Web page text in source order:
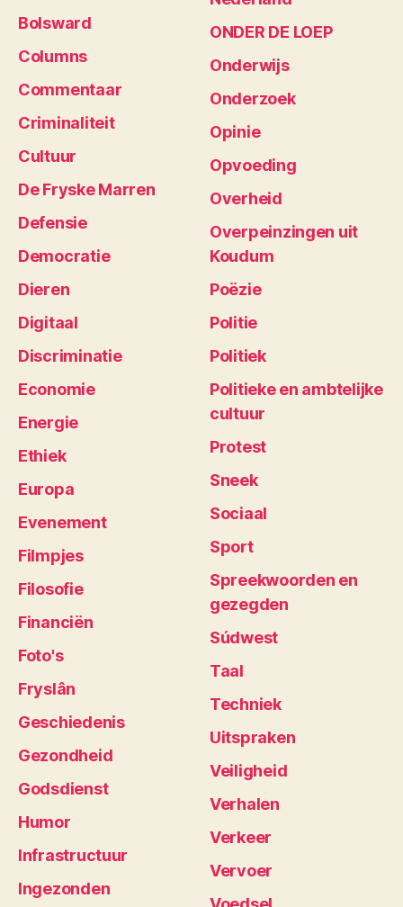
Bolsward
Columns
Commentaar
Criminaliteit
Cultuur
De Fryske Marren
Defensie
Democratie
Dieren
Digitaal
Discriminatie
Economie
Energie
Ethiek
Europa
Evenement
Filmpjes
Filosofie
Financiën
Foto's
Fryslân
Geschiedenis
Gezondheid
Godsdienst
Humor
Infrastructuur
Ingezonden
ONDER DE LOEP
Onderwijs
Onderzoek
Opinie
Opvoeding
Overheid
Overpeinzingen uit
Koudum
Poëzie
Politie
Politiek
Politieke en ambtelijke
cultuur
Protest
Sneek
Sociaal
Sport
Spreekwoorden en
gezegden
Súdwest
Taal
Techniek
Uitspraken
Veiligheid
Verhalen
Verkeer
Vervoer